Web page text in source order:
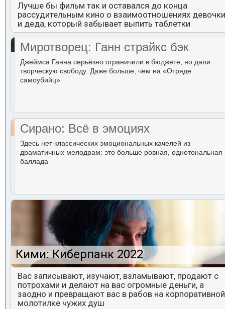
Лучше бы фильм так и оставался до конца
рассудительным кино о взаимоотношениях девочки
и деда, который забывает выпить таблетки
Миротворец: Ганн страйкс бэк
Джеймса Ганна серьёзно ограничили в бюджете, но дали
творческую свободу. Даже больше, чем на «Отряде
самоубийц»
Сирано: Всё в эмоциях
Здесь нет классических эмоциональных качелей из
драматичных мелодрам: это больше ровная, однотональная
баллада
Кими: Киберпанк 2022
Вас записывают, изучают, взламывают, продают с
потрохами и делают на вас огромные деньги, а
заодно и превращают вас в рабов на корпоративной
молотилке чужих душ